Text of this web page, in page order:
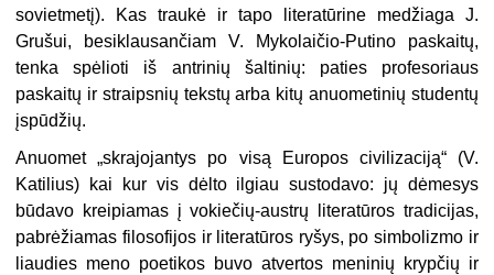
sovietmetį). Kas traukė ir tapo literatūrine medžiaga J.
Grušui, besi­klausančiam V. Mykolaičio-Putino paskaitų,
tenka spėlioti iš antrinių šal­tinių: paties profesoriaus
paskaitų ir straipsnių tekstų arba kitų anuome­tinių studentų
įspūdžių.
Anuomet „skrajojantys po visą Europos civilizaciją“ (V.
Katilius) kai kur vis dėlto ilgiau sustodavo: jų dėmesys
būdavo kreipiamas į vokiečių-austrų literatūros tradicijas,
pabrėžiamas filosofijos ir literatūros ryšys, po simbolizmo ir
liaudies meno poetikos buvo atvertos meninių krypčių ir